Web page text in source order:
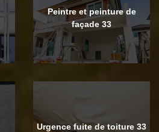
Peintre et peinture de
façade 33
Urgence fuite de toiture 33